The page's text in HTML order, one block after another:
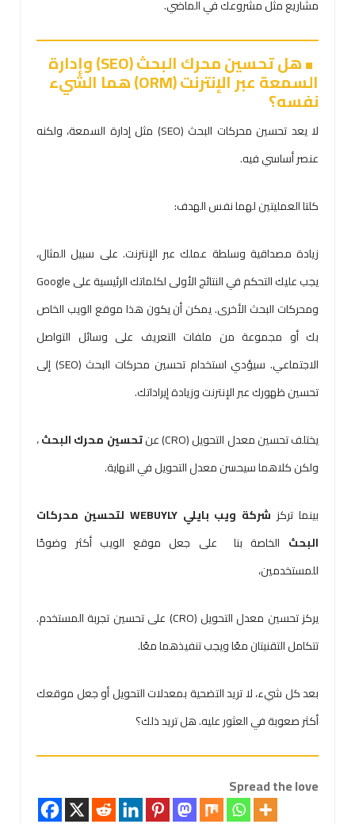
مشاريع مثل مشروعك في الماضي.
هل تحسين محرك البحث (SEO) وإدارة
السمعة عبر الإنترنت (ORM) هما الشيء
نفسه؟
لا يعد تحسين محركات البحث (SEO) مثل إدارة السمعة، ولكنه
عنصر أساسي فيه.
كلتا العمليتين لهما نفس الهدف:
زيادة مصداقية وسلطة عملك عبر الإنترنت. على سبيل المثال،
يجب عليك التحكم في النتائج الأولى لكلماتك الرئيسية على Google
ومحركات البحث الأخرى. يمكن أن يكون هذا موقع الويب الخاص
بك أو مجموعة من ملفات التعريف على وسائل التواصل
الاجتماعي. سيؤدي استخدام تحسين محركات البحث (SEO) إلى
تحسين ظهورك عبر الإنترنت وزيادة إيراداتك.
يختلف تحسين معدل التحويل (CRO) عن تحسين محرك البحث،
ولكن كلاهما سيحسن معدل التحويل في النهاية.
بينما تركز
شركة ويب بايلي WEBUYLY لتحسين محركات
البحث الخاصة بنا على جعل موقع الويب أكثر وضوحًا
للمستخدمين،
يركز تحسين معدل التحويل (CRO) على تحسين تجربة المستخدم.
تتكامل التقنيتان معًا ويجب تنفيذهما معًا.
بعد كل شيء، لا تريد التضحية بمعدلات التحويل أو جعل موقعك
أكثر صعوبة في العثور عليه. هل تريد ذلك؟
Spread the love